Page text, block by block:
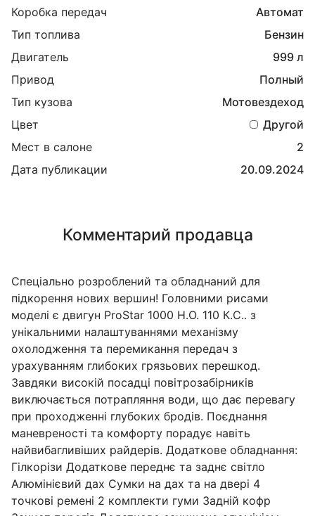
Коробка передач
Автомат
Тип топлива
Бензин
Двигатель
999 л
Привод
Полный
Тип кузова
Мотовездеход
Цвет
Другой
Мест в салоне
2
Дата публикации
20.09.2024
Комментарий продавца
Спеціально розроблений та обладнаний для
підкорення нових вершин! Головними рисами
моделі є двигун ProStar 1000 H.O. 110 К.С.. з
унікальними налаштуваннями механізму
охолодження та перемикання передач з
урахуванням глибоких грязьових перешкод.
Завдяки високій посадці повітрозабірників
виключається потрапляння води, що дає перевагу
при проходженні глубоких бродів. Поєднання
маневреності та комфорту порадує навіть
найвибагливіших райдерів. Додаткове обладнання:
Гілкорізи Додаткове переднє та заднє світло
Алюмінієвий дах Сумки на дах та на двері 4
точкові ремені 2 комплекти гуми Задній кофр